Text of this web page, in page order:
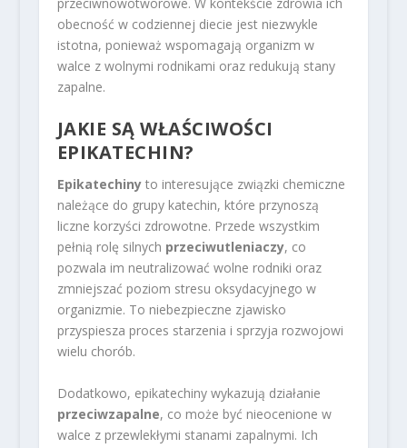
obecność w codziennej diecie jest niezwykle
istotna, ponieważ wspomagają organizm w
walce z wolnymi rodnikami oraz redukują stany
zapalne.
JAKIE SĄ WŁAŚCIWOŚCI
EPIKATECHIN?
Epikatechinyto interesujące związki chemiczne
należące do grupy katechin, które przynoszą
liczne korzyści zdrowotne. Przede wszystkim
pełnią rolę silnych przeciwutleniaczy, co
pozwala im neutralizować wolne rodniki oraz
zmniejszać poziom stresu oksydacyjnego w
organizmie. To niebezpieczne zjawisko
przyspiesza proces starzenia i sprzyja rozwojowi
wielu chorób.
Dodatkowo, epikatechiny wykazują działanie
przeciwzapalne, co może być nieocenione w
walce z przewlekłymi stanami zapalnymi. Ich